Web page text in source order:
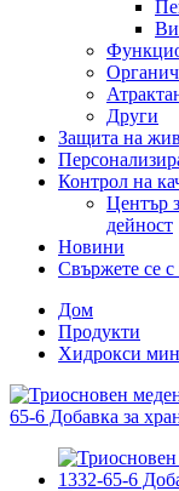
Други
Защита на
Контрол на
Център
дейност
Новини
Свържете се с
Дом
Продукти
Хидрокси